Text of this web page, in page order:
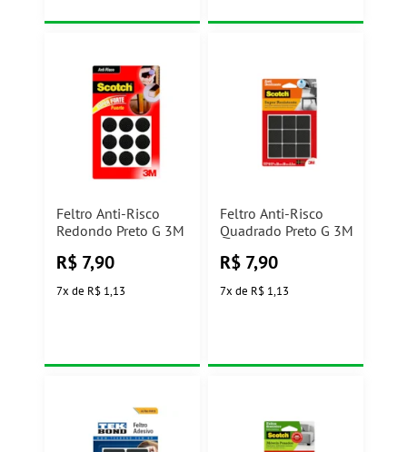
Feltro Anti-Risco
Redondo Preto G 3M
R$ 7,90
7x de R$ 1,13
Feltro Anti-Risco
Quadrado Preto G 3M
R$ 7,90
7x de R$ 1,13